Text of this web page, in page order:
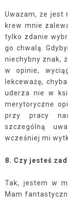
Uważam, że jest
krew mnie
tylko zdanie
go chwalą.
niechybny znak,
w opinie,
lekceważę,
uderza nie w
merytoryczne
przy pracy
szczególną
wcześniej mi
8. Czy jesteś
Tak, jestem w
Mam